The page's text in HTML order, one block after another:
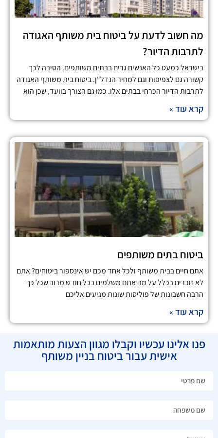
מה חשוב לדעת על ביטוח בית משותף האגודה
לתרבות הדיור?
בישראל כמעט כל האנשים גרים בבתים משותפים. הסיבה לכך
קשורה גם לצפיפות וגם למחיר הנדל"ן. ביטוח בית משותף האגודה
לתרבות הדיור הכרחי בבתים אלו. כמו גם הצורך בוועד, שכן הוא
קרא עוד »
ביטוח בתים משותפים
אתם חיים בבית משותף ולכל אחד מכם יש אינספור ביטוחים? אתם
לא זוכרים בכלל על מה אתם משלמים בכל חודש מרוב שכל כך
הרבה חשבונות של פוליסות שונות מגיעים אליכם
קרא עוד »
פנו אלינו עכשיו וקבלו מגוון הצעות מותאמות
אישית עבור ביטוח בניין משותף